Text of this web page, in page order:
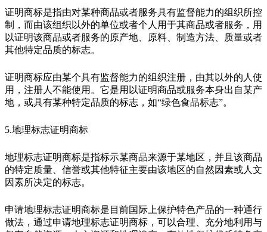
证明商标是指由对某种商品或者服务具有监督能力的组织所控
制，而由该组织以外的单位或者个人用于其商品或者服务，用
以证明该商品或者服务的原产地、原料、制造方法、质量或者
其他特定品质的标志。
证明商标应由某个具有监督能力的组织注册，由其以外的人使
用，注册人不能使用。它是用以证明商品或服务本身出自某产
地，或具有某种特定品质的标志，如“绿色食品标志”。
5.地理标志证明商标
地理标志证明商标是指标示某商品来源于某地区，并且该商品
的特定质量、信誉或其他特征主要由该地区的自然因素或人文
因素所决定的标志。
申请地理标志证明商标是目前国际上保护特色产品的一种通行
做法，通过申请地理标志证明商标，可以合理、充分地利用与